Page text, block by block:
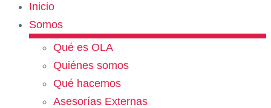
Inicio
Somos
Qué es OLA
Quiénes somos
Qué hacemos
Asesorías Externas